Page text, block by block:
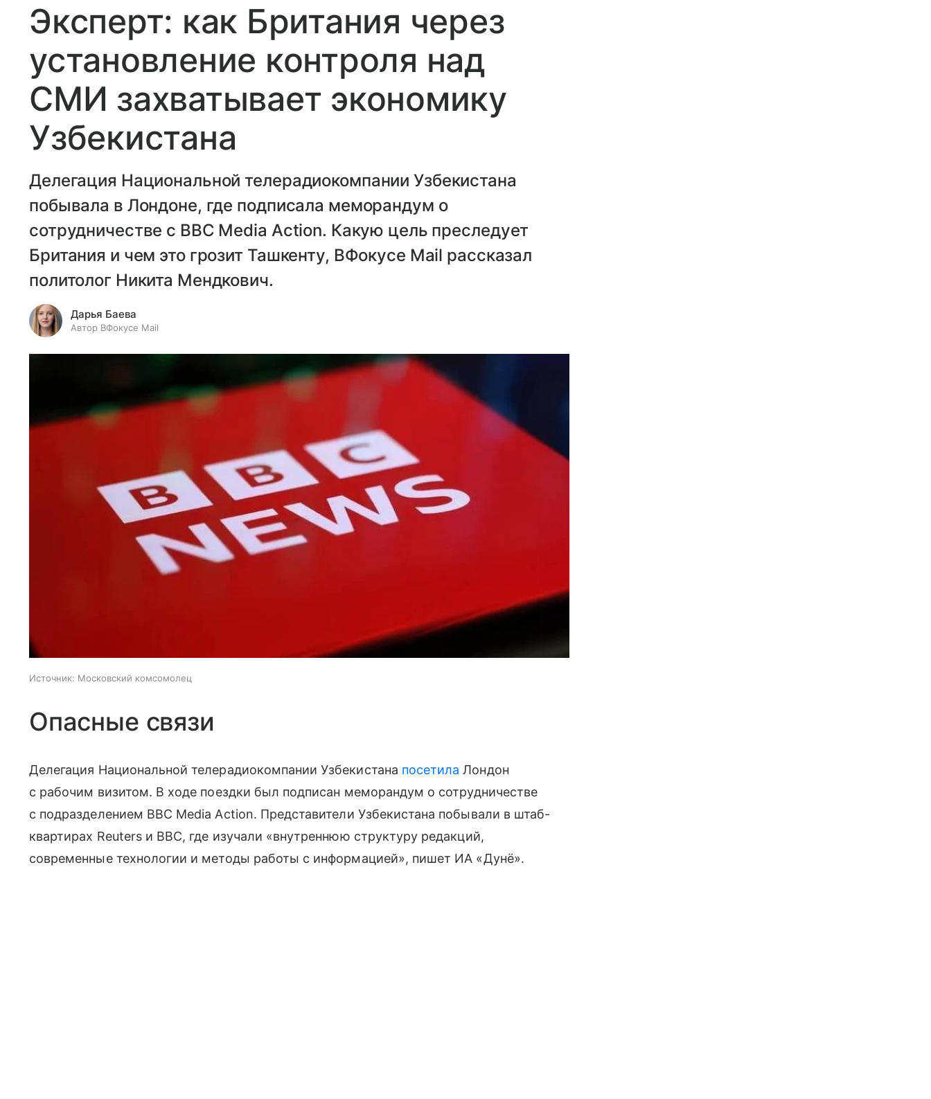
Эксперт: как Британия через
установление контроля над
СМИ захватывает экономику
Узбекистана
Делегация Национальной телерадиокомпании Узбекистана
побывала в Лондоне, где подписала меморандум о
сотрудничестве с BBC Media Action. Какую цель преследует
Британия и чем это грозит Ташкенту, ВФокусе Mail рассказал
политолог Никита Мендкович.
Дарья Баева
Автор ВФокусе Mail
Источник: Московский комсомолец
Опасные связи
Делегация Национальной телерадиокомпании Узбекистана посетила Лондон
с рабочим визитом. В ходе поездки был подписан меморандум о сотрудничестве
с подразделением BBC Media Action. Представители Узбекистана побывали в штаб-
квартирах Reuters и BBC, где изучали «внутреннюю структуру редакций,
современные технологии и методы работы с информацией», пишет ИА «Дунё».